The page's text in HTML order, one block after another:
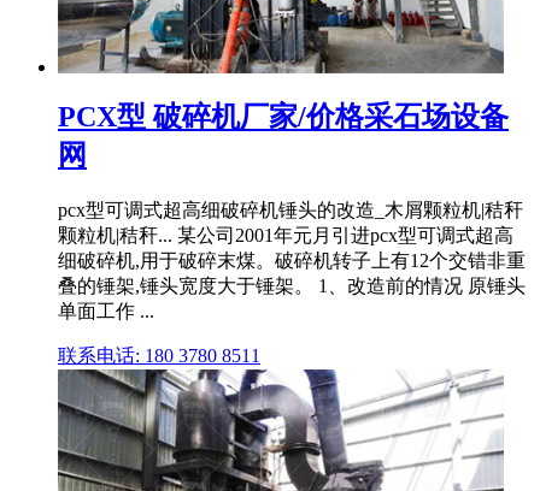
PCX型 破碎机厂家/价格采石场设备
网
pcx型可调式超高细破碎机锤头的改造_木屑颗粒机|秸秆
颗粒机|秸秆... 某公司2001年元月引进pcx型可调式超高
细破碎机,用于破碎末煤。破碎机转子上有12个交错非重
叠的锤架,锤头宽度大于锤架。 1、改造前的情况 原锤头
单面工作 ...
联系电话: 180 3780 8511